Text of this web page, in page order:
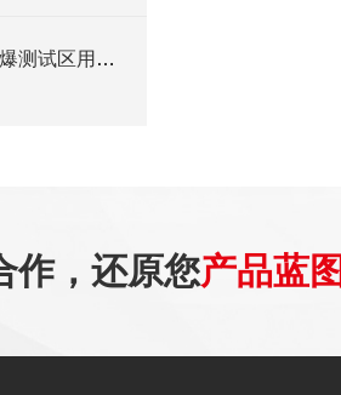
如何选择检测机构防爆测试区用防爆柜？
作，还原您产品蓝图